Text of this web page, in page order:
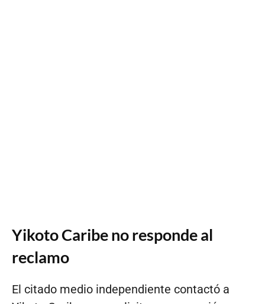
Yikoto Caribe no responde al
reclamo
El citado medio independiente contactó a